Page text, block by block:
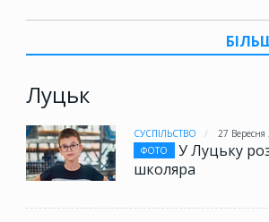
Луцьк
СУСПІЛЬСТВО
27
ФОТО
У Луцьку
школяра